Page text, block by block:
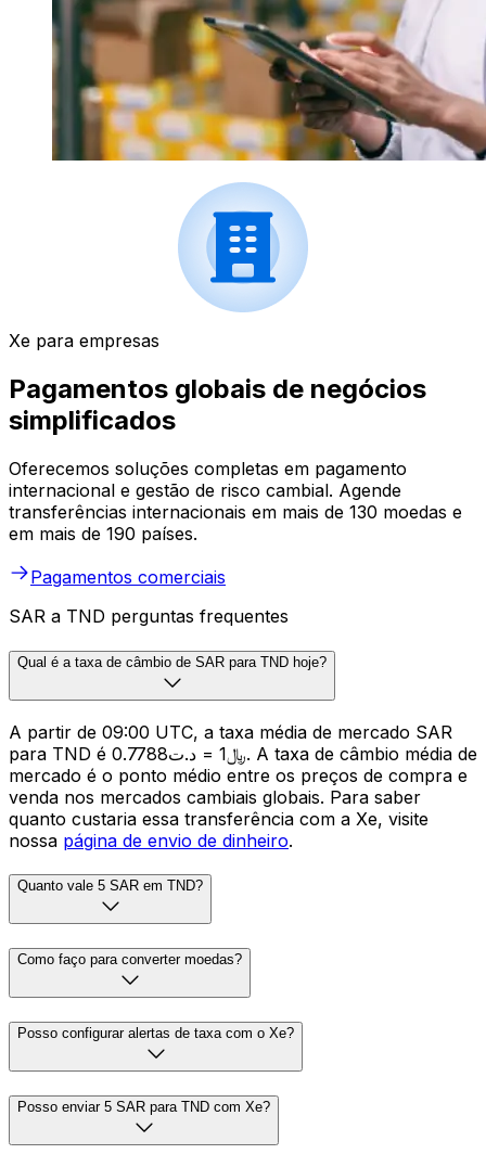
Xe para empresas
Pagamentos globais de negócios
simplificados
Oferecemos soluções completas em pagamento
internacional e gestão de risco cambial. Agende
transferências internacionais em mais de 130 moedas e
em mais de 190 países.
Pagamentos comerciais
SAR a TND perguntas frequentes
Qual é a taxa de câmbio de SAR para TND hoje?
A partir de 09:00 UTC, a taxa média de mercado SAR
para TND é ﷼1 = د.ت0.7788. A taxa de câmbio média de
mercado é o ponto médio entre os preços de compra e
venda nos mercados cambiais globais. Para saber
quanto custaria essa transferência com a Xe, visite
nossa página de envio de dinheiro.
Quanto vale 5 SAR em TND?
Como faço para converter moedas?
Posso configurar alertas de taxa com o Xe?
Posso enviar 5 SAR para TND com Xe?